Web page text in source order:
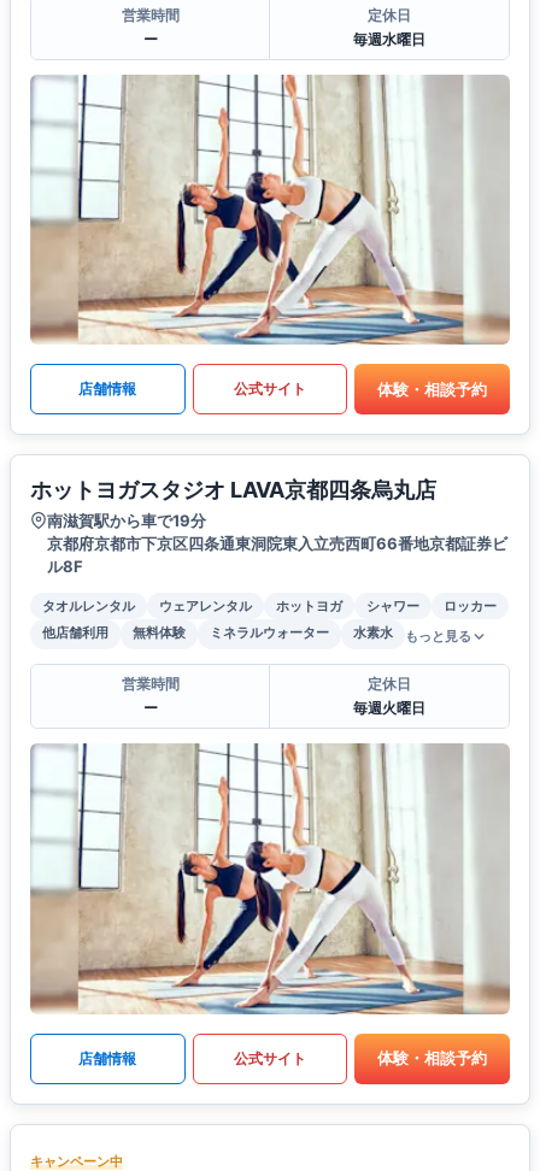
営業時間
ー
定休日
毎週水曜日
店舗情報 公式サイト 体験・相談予約
ホットヨガスタジオ LAVA京都四条烏丸店
南滋賀駅から車で19分
京都府京都市下京区四条通東洞院東入立売西町66番地京都証券ビ
ル8F
タオルレンタル ウェアレンタル ホットヨガ シャワー
ロッカー
他店舗利用
無料体験 ミネラルウォーター 水素水 もっと見る
営業時間
ー
定休日
毎週火曜日
店舗情報 公式サイト 体験・相談予約
キャンペーン中